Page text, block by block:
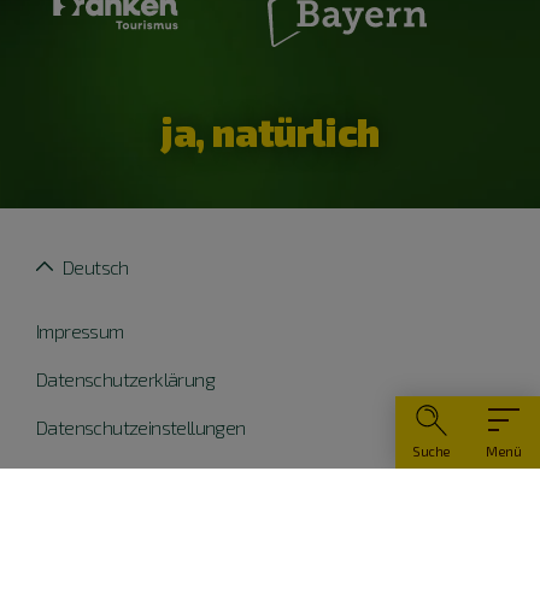
Menü
Suche
ja, natürlich
Impressum
Datenschutzerklärung
Datenschutzeinstellungen
Widerruf erklären
Deutsch